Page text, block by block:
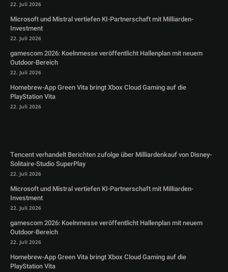
22. Juli 2026
Microsoft und Mistral vertiefen KI-Partnerschaft mit Milliarden-
Investment
22. Juli 2026
gamescom 2026: Koelnmesse veröffentlicht Hallenplan mit neuem
Outdoor-Bereich
22. Juli 2026
Homebrew-App Green Vita bringt Xbox Cloud Gaming auf die
PlayStation Vita
22. Juli 2026
Tencent verhandelt Berichten zufolge über Milliardenkauf von Disney-
Solitaire-Studio SuperPlay
22. Juli 2026
Microsoft und Mistral vertiefen KI-Partnerschaft mit Milliarden-
Investment
22. Juli 2026
gamescom 2026: Koelnmesse veröffentlicht Hallenplan mit neuem
Outdoor-Bereich
22. Juli 2026
Homebrew-App Green Vita bringt Xbox Cloud Gaming auf die
PlayStation Vita